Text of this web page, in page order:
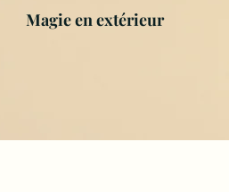
Magie en extérieur